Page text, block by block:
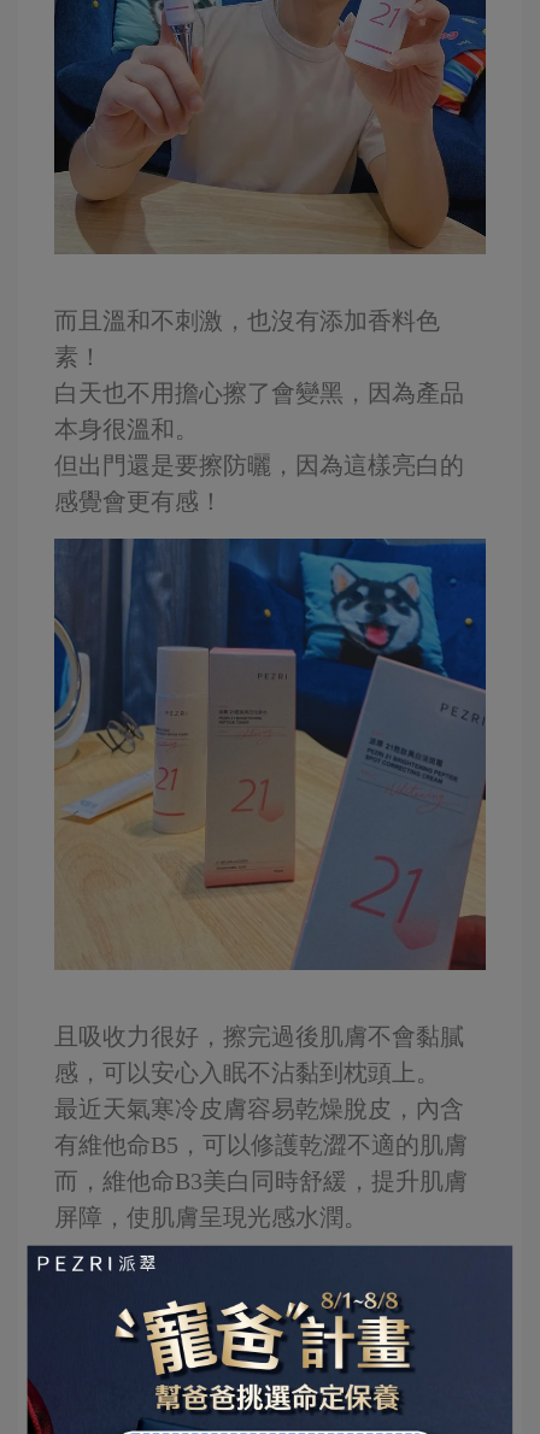
而且溫和不刺激，也沒有添加香料色
素！
白天也不用擔心擦了會變黑，因為產品
本身很溫和。
但出門還是要擦防曬，因為這樣亮白的
感覺會更有感！
且吸收力很好，擦完過後肌膚不會黏膩
感，可以安心入眠不沾黏到枕頭上。
最近天氣寒冷皮膚容易乾燥脫皮，內含
有維他命B5，可以修護乾澀不適的肌膚
而，維他命B3美白同時舒緩，提升肌膚
屏障，使肌膚呈現光感水潤。